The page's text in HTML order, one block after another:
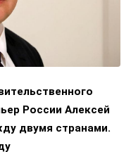
России Алексей
двумя странами.